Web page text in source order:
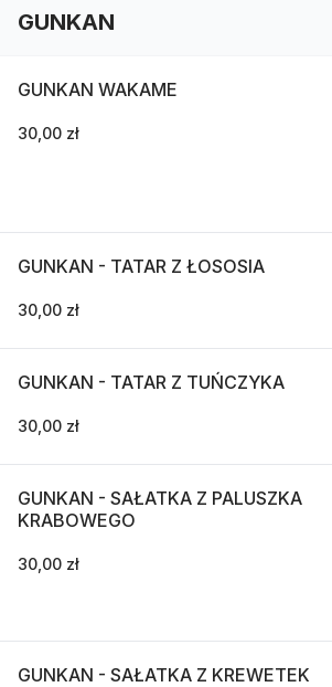
GUNKAN
GUNKAN WAKAME
30,00 zł
GUNKAN - TATAR Z ŁOSOSIA
30,00 zł
GUNKAN - TATAR Z TUŃCZYKA
30,00 zł
GUNKAN - SAŁATKA Z PALUSZKA
KRABOWEGO
30,00 zł
GUNKAN - SAŁATKA Z KREWETEK